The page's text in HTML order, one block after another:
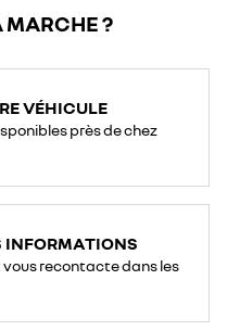
?
VÉHICULE
près de chez
INFORMATIONS
vous recontacte dans les